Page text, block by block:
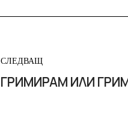
СЛЕДВАЩ
ГРИМИРАМ ИЛИ